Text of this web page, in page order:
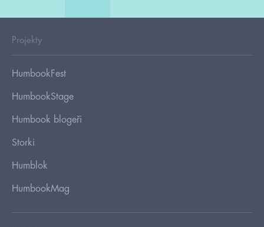
Projekty
HumbookFest
HumbookStage
Humbook blogeři
Storki
Humblok
HumbookMag